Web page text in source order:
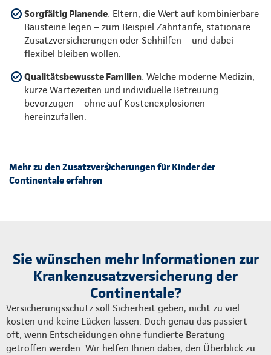
Sorgfältig Planende: Eltern, die Wert auf kombinierbare
Bausteine legen – zum Beispiel Zahntarife, stationäre
Zusatzversicherungen oder Sehhilfen – und dabei
flexibel bleiben wollen.
Qualitätsbewusste Familien: Welche moderne Medizin,
kurze Wartezeiten und individuelle Betreuung
bevorzugen – ohne auf Kostenexplosionen
hereinzufallen.
Mehr zu den Zusatzversicherungen für Kinder der
Continentale erfahren
Sie wünschen mehr Informationen zur
Krankenzusatzversicherung der
Continentale?
Versicherungsschutz soll Sicherheit geben, nicht zu viel
kosten und keine Lücken lassen. Doch genau das passiert
oft, wenn Entscheidungen ohne fundierte Beratung
getroffen werden. Wir helfen Ihnen dabei, den Überblick zu